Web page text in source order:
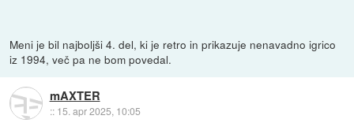
Meni je bil najboljši 4. del, ki je retro in prikazuje nenavadno igrico
iz 1994, več pa ne bom povedal.
mAXTER
:: 15. apr 2025, 10:05